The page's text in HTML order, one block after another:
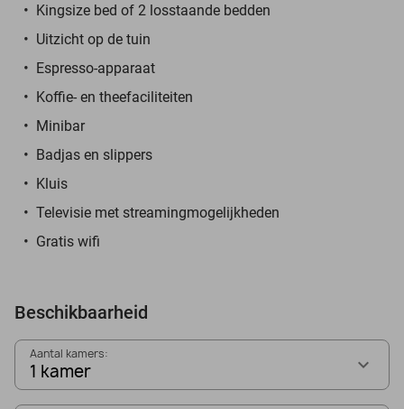
Kingsize bed of 2 losstaande bedden
Uitzicht op de tuin
Espresso-apparaat
Koffie- en theefaciliteiten
Minibar
Badjas en slippers
Kluis
Televisie met streamingmogelijkheden
Gratis wifi
Beschikbaarheid
Aantal kamers:
1 kamer